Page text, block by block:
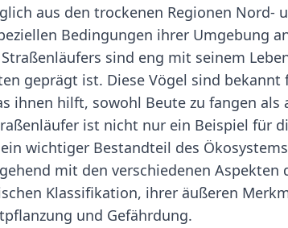
aus den trockenen Regionen Nord-
Bedingungen ihrer Umgebung
sind eng mit seinem
geprägt ist. Diese Vögel sind
ihnen hilft, sowohl Beute zu fangen als
ist nicht nur ein Beispiel für
wichtiger Bestandteil des
mit den verschiedenen Aspekten
Klassifikation, ihrer äußeren
und Gefährdung.